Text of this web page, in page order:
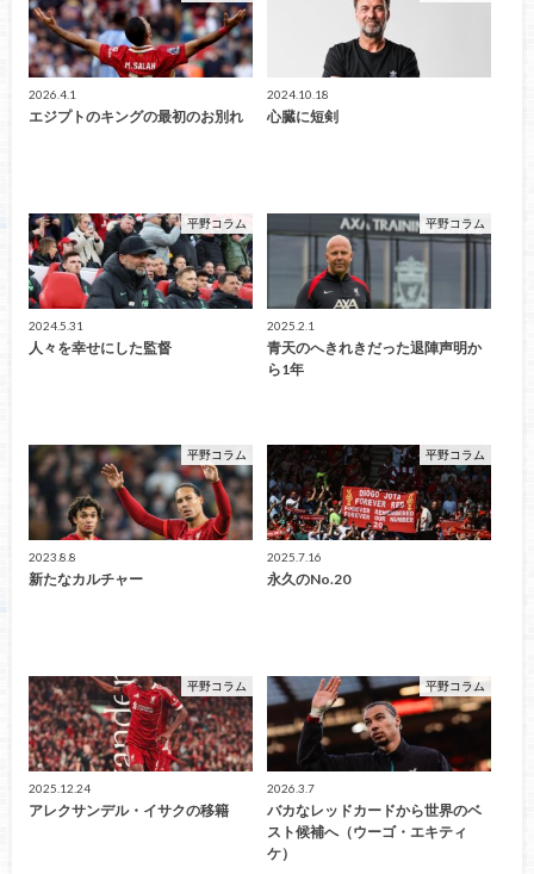
2026.4.1
エジプトのキングの最初のお別れ
2024.10.18
心臓に短剣
平野コラム
2024.5.31
人々を幸せにした監督
平野コラム
2025.2.1
青天のへきれきだった退陣声明か
ら1年
平野コラム
2023.8.8
新たなカルチャー
平野コラム
2025.7.16
永久のNo.20
平野コラム
2025.12.24
アレクサンデル・イサクの移籍
平野コラム
2026.3.7
バカなレッドカードから世界のベ
スト候補へ（ウーゴ・エキティ
ケ）